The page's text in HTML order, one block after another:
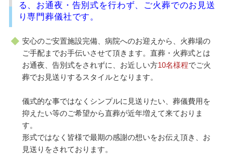
る、お通夜・告別式を行わず、ご火葬でのお見送
り専門葬儀社です。
安心のご安置施設完備、病院へのお迎えから、火葬場の
ご手配までお手伝いさせて頂きます。直葬・火葬式とは
お通夜、告別式をされずに、お近しい方10名様程でご火
葬でお見送りするスタイルとなります。
儀式的な事ではなくシンプルに見送りたい、葬儀費用を
抑えたい等のご希望から直葬が近年増えて来ておりま
す。
形式ではなく皆様で最期の感謝の想いをお伝え頂き、お
見送りをされております。